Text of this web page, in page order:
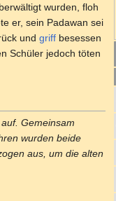
wurden, floh
er, sein Padawan sei
und griff besessen
Schüler jedoch töten
Gemeinsam
wurden beide
aus, um die alten